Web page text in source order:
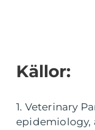
Källor:
1. Veterinary
epidemiology,